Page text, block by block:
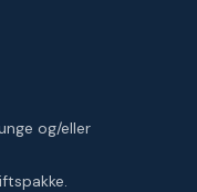
og/eller